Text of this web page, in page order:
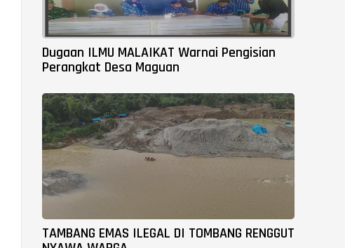
Dugaan ILMU MALAIKAT Warnai Pengisian
Perangkat Desa Maguan
TAMBANG EMAS ILEGAL DI TOMBANG RENGGUT